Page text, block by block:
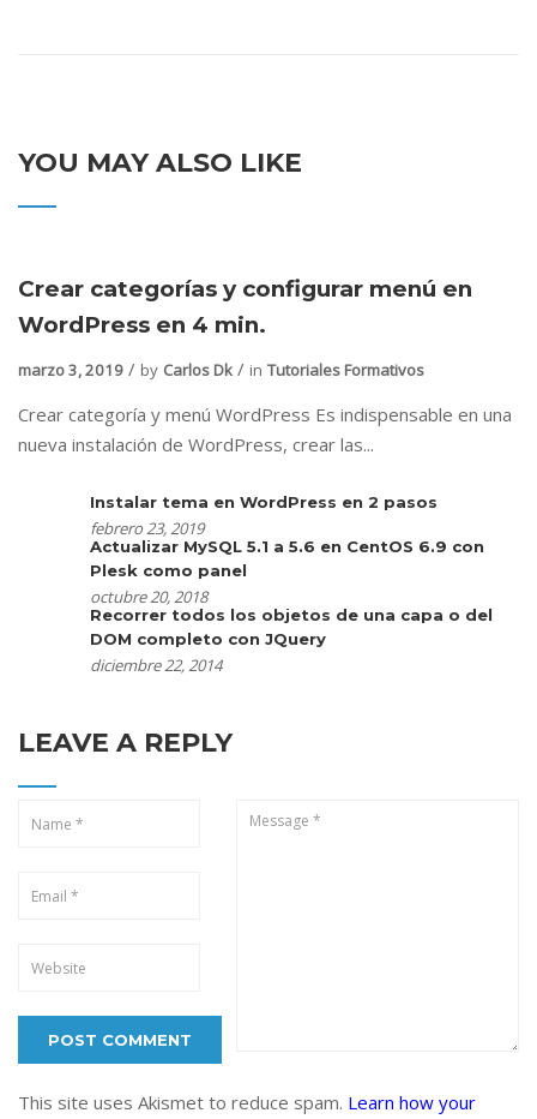
YOU MAY ALSO LIKE
Crear categorías y configurar menú en
WordPress en 4 min.
marzo 3, 2019 by Carlos Dk in Tutoriales Formativos
Crear categoría y menú WordPress Es indispensable en una
nueva instalación de WordPress, crear las...
Instalar tema en WordPress en 2 pasos
febrero 23, 2019
Actualizar MySQL 5.1 a 5.6 en CentOS 6.9 con
Plesk como panel
octubre 20, 2018
Recorrer todos los objetos de una capa o del
DOM completo con JQuery
diciembre 22, 2014
LEAVE A REPLY
This site uses Akismet to reduce spam. Learn how your